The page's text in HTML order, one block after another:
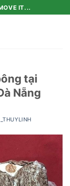
IT...
tại
Nẵng